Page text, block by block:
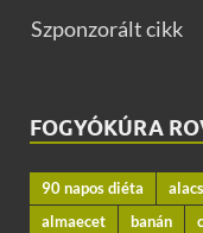
Szponzorált cikk
FOGYÓKÚRA
90 napos diéta
almaecet
banán